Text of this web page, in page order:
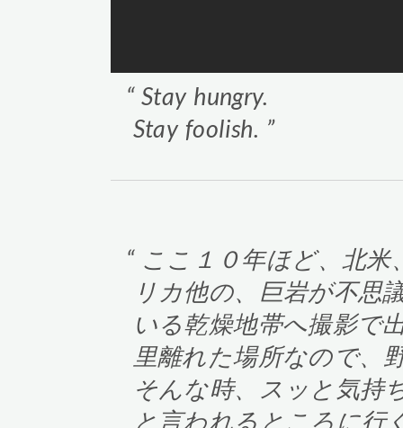
Stay hungry.
Stay foolish.
ここ１０年ほど、北米
リカ他の、巨岩が不思
いる乾燥地帯へ撮影で
里離れた場所なので、
そんな時、スッと気持
と言われるところに行